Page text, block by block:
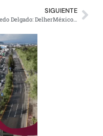
SIGUIENTE
Alfredo Delgado: DelherMéxico. Donativo histórico VA POR CUBA